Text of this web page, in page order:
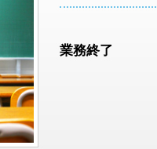
業務終了